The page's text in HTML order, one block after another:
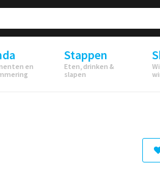
en
Stappen
Eten, drinken &
slapen